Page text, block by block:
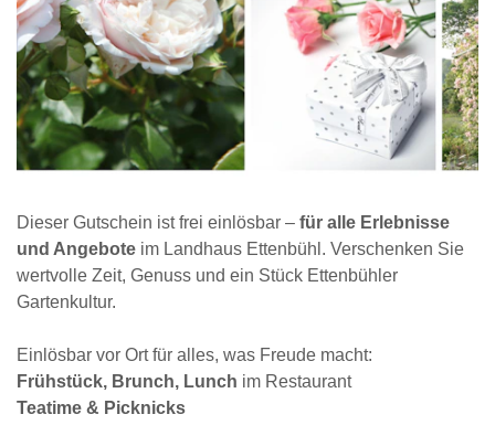
Dieser Gutschein ist frei einlösbar – für alle Erlebnisse
und Angebote im Landhaus Ettenbühl. Verschenken Sie
wertvolle Zeit, Genuss und ein Stück Ettenbühler
Gartenkultur.
Einlösbar vor Ort für alles, was Freude macht:
Frühstück, Brunch, Lunch im Restaurant
Teatime & Picknicks